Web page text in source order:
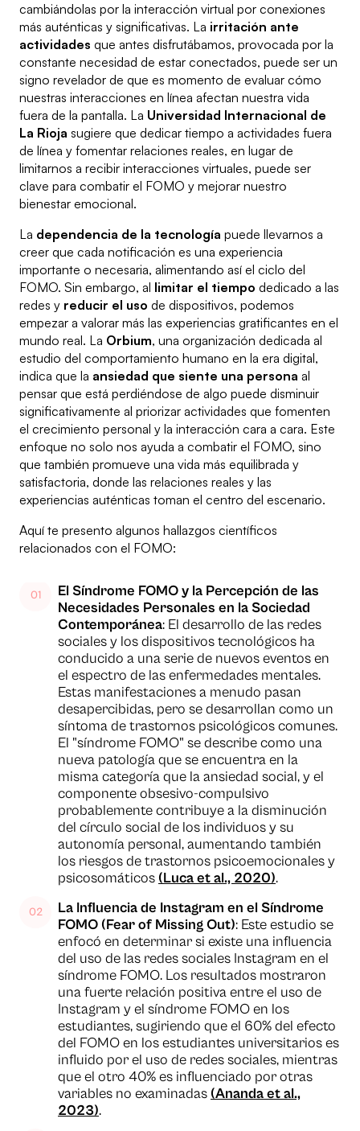
cambiándolas por la interacción virtual por conexiones
más auténticas y significativas. La irritación ante
actividades que antes disfrutábamos, provocada por la
constante necesidad de estar conectados, puede ser un
signo revelador de que es momento de evaluar cómo
nuestras interacciones en línea afectan nuestra vida
fuera de la pantalla. La Universidad Internacional de
La Rioja sugiere que dedicar tiempo a actividades fuera
de línea y fomentar relaciones reales, en lugar de
limitarnos a recibir interacciones virtuales, puede ser
clave para combatir el FOMO y mejorar nuestro
bienestar emocional.
La dependencia de la tecnología puede llevarnos a
creer que cada notificación es una experiencia
importante o necesaria, alimentando así el ciclo del
FOMO. Sin embargo, al limitar el tiempo dedicado a las
redes y reducir el uso de dispositivos, podemos
empezar a valorar más las experiencias gratificantes en el
mundo real. La Orbium, una organización dedicada al
estudio del comportamiento humano en la era digital,
indica que la ansiedad que siente una persona al
pensar que está perdiéndose de algo puede disminuir
significativamente al priorizar actividades que fomenten
el crecimiento personal y la interacción cara a cara. Este
enfoque no solo nos ayuda a combatir el FOMO, sino
que también promueve una vida más equilibrada y
satisfactoria, donde las relaciones reales y las
experiencias auténticas toman el centro del escenario.
Aquí te presento algunos hallazgos científicos
relacionados con el FOMO:
El Síndrome FOMO y la Percepción de las
Necesidades Personales en la Sociedad
Contemporánea: El desarrollo de las redes
sociales y los dispositivos tecnológicos ha
conducido a una serie de nuevos eventos en
el espectro de las enfermedades mentales.
Estas manifestaciones a menudo pasan
desapercibidas, pero se desarrollan como un
síntoma de trastornos psicológicos comunes.
El "síndrome FOMO" se describe como una
nueva patología que se encuentra en la
misma categoría que la ansiedad social, y el
componente obsesivo-compulsivo
probablemente contribuye a la disminución
del círculo social de los individuos y su
autonomía personal, aumentando también
los riesgos de trastornos psicoemocionales y
psicosomáticos (Luca et al., 2020).
La Influencia de Instagram en el Síndrome
FOMO (Fear of Missing Out): Este estudio se
enfocó en determinar si existe una influencia
del uso de las redes sociales Instagram en el
síndrome FOMO. Los resultados mostraron
una fuerte relación positiva entre el uso de
Instagram y el síndrome FOMO en los
estudiantes, sugiriendo que el 60% del efecto
del FOMO en los estudiantes universitarios es
influido por el uso de redes sociales, mientras
que el otro 40% es influenciado por otras
variables no examinadas (Ananda et al.,
2023).